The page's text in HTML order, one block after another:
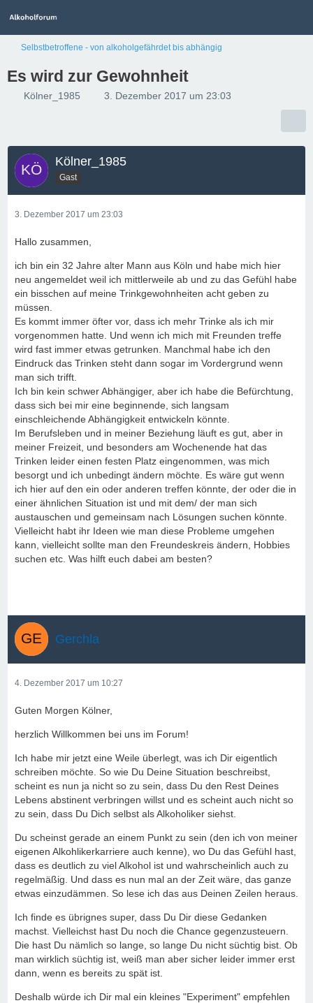
Selbstbetroffene - von alkoholgefährdet bis abhängig
Es wird zur Gewohnheit
Kölner_1985 3. Dezember 2017 um 23:03
Kölner_1985
Gast
3. Dezember 2017 um 23:03
Hallo zusammen,
ich bin ein 32 Jahre alter Mann aus Köln und habe mich hier
neu angemeldet weil ich mittlerweile ab und zu das Gefühl habe
ein bisschen auf meine Trinkgewohnheiten acht geben zu
müssen.
Es kommt immer öfter vor, dass ich mehr Trinke als ich mir
vorgenommen hatte. Und wenn ich mich mit Freunden treffe
wird fast immer etwas getrunken. Manchmal habe ich den
Eindruck das Trinken steht dann sogar im Vordergrund wenn
man sich trifft.
Ich bin kein schwer Abhängiger, aber ich habe die Befürchtung,
dass sich bei mir eine beginnende, sich langsam
einschleichende Abhängigkeit entwickeln könnte.
Im Berufsleben und in meiner Beziehung läuft es gut, aber in
meiner Freizeit, und besonders am Wochenende hat das
Trinken leider einen festen Platz eingenommen, was mich
besorgt und ich unbedingt ändern möchte. Es wäre gut wenn
ich hier auf den ein oder anderen treffen könnte, der oder die in
einer ähnlichen Situation ist und mit dem/ der man sich
austauschen und gemeinsam nach Lösungen suchen könnte.
Vielleicht habt ihr Ideen wie man diese Probleme umgehen
kann, vielleicht sollte man den Freundeskreis ändern, Hobbies
suchen etc. Was hilft euch dabei am besten?
Gerchla
4. Dezember 2017 um 10:27
Guten Morgen Kölner,
herzlich Willkommen bei uns im Forum!
Ich habe mir jetzt eine Weile überlegt, was ich Dir eigentlich
schreiben möchte. So wie Du Deine Situation beschreibst,
scheint es nun ja nicht so zu sein, dass Du den Rest Deines
Lebens abstinent verbringen willst und es scheint auch nicht so
zu sein, dass Du Dich selbst als Alkoholiker siehst.
Du scheinst gerade an einem Punkt zu sein (den ich von meiner
eigenen Alkohlikerkarriere auch kenne), wo Du das Gefühl hast,
dass es deutlich zu viel Alkohol ist und wahrscheinlich auch zu
regelmäßig. Und dass es nun mal an der Zeit wäre, das ganze
etwas einzudämmen. So lese ich das aus Deinen Zeilen heraus.
Ich finde es übrignes super, dass Du Dir diese Gedanken
machst. Vielleichst hast Du noch die Chance gegenzusteuern.
Die hast Du nämlich so lange, so lange Du nicht süchtig bist. Ob
man wirklich süchtig ist, weiß man aber sicher leider immer erst
dann, wenn es bereits zu spät ist.
Deshalb würde ich Dir mal ein kleines "Experiment" empfehlen